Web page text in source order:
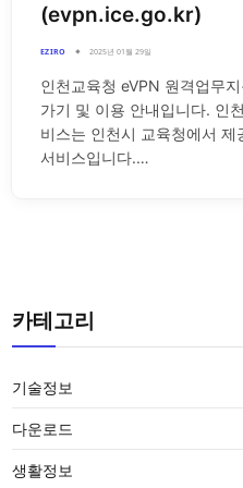
(evpn.ice.go.kr)
EZIRO 2025년 01월 29일
인천교육청 eVPN 원격업무
가기 및 이용 안내입니다. 인
비스는 인천시 교육청에서
서비스입니다.…
카테고리
기술정보
다운로드
생활정보